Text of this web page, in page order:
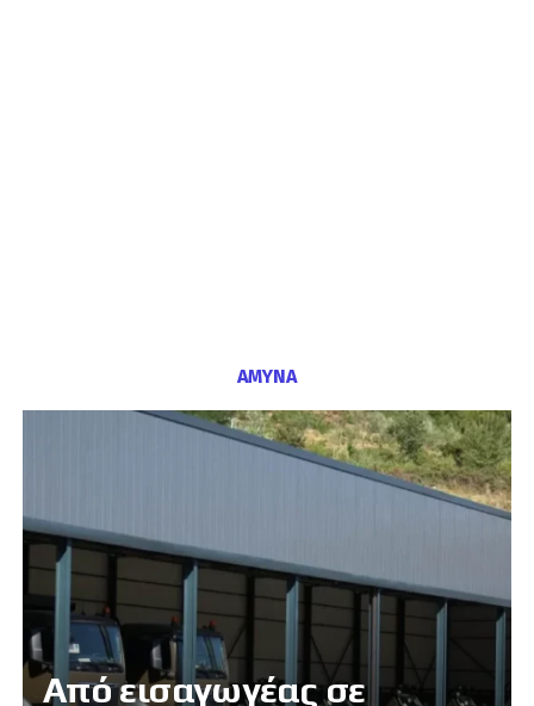
ΑΜΥΝΑ
Από εισαγωγέας σε